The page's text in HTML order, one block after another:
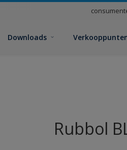
Downloads
Rubbol